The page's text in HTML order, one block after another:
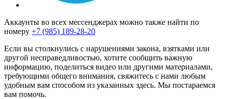
Аккаунты во всех мессенджерах можно также найти по
номеру +7 (985) 189-28-20
Если вы столкнулись с нарушениями закона, взятками или
другой несправедливостью, хотите сообщить важную
информацию, поделиться видео или другими материалами,
требующими общего внимания, свяжитесь с нами любым
удобным вам способом из указанных здесь. Мы постараемся
вам помочь.